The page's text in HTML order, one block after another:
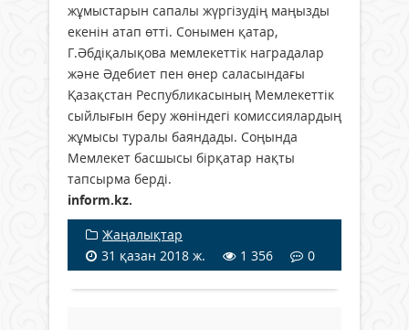
жұмыстарын сапалы жүргізудің маңызды
екенін атап өтті. Сонымен қатар,
Г.Әбдіқалықова мемлекеттік наградалар
және Әдебиет пен өнер саласындағы
Қазақстан Республикасының Мемлекеттік
сыйлығын беру жөніндегі комиссиялардың
жұмысы туралы баяндады. Соңында
Мемлекет басшысы бірқатар нақты
тапсырма берді.
inform.kz.
Жаңалықтар
31 қазан 2018 ж.
1 356 0